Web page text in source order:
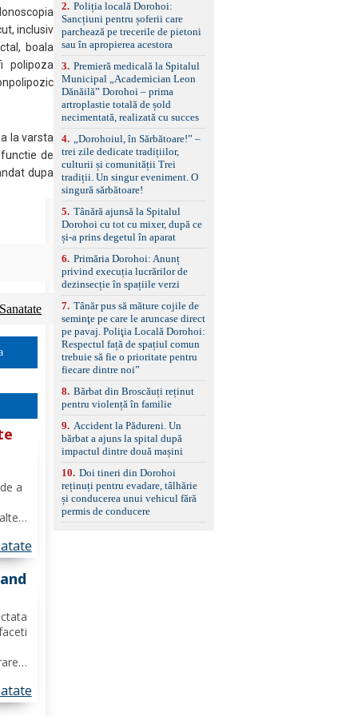
inclusiv
boala
polipoza
la varsta
de
dupa
Sanatate
a
tip
reglaj lombar electric
pentru șofer și pasager
Volan multifuncțional
îmbrăcat în piele, cu
treptelor Adaptive cruise
control, asistent
schimbare bandă și
menținere bandă Faruri
bi-xenon adaptive cu
funcție Cornering,
asistent fază lungă
automată , lumini de zi
LED, proiectoare ceață
LED, spălătoare faruri
față/spate, cameră
marșarier Keyless entry
& start, geamuri electrice
electrice, încălzite și
rabatabile Sistem hands-
free, Bluetooth, USB
Sistem start/stop, frână
de parcare electrică,
anvelope vară runflat
Control presiune pneuri,
filtru de particule,
standard Euro 6 Trapă
spate fumurii Carlig de
remorcare Bonus: -
pe mașină. -Ofer și un
set de covorașe din
cauciuc/pvc. -Se vinde
împreună cu un set de
anvelope de iarnă.
2. Poliția locală Dorohoi:
Sancțiuni pentru șoferii care
parchează pe trecerile de pietoni
sau în apropierea acestora
3. Premieră medicală la Spitalul
Municipal „Academician Leon
Dănăilă” Dorohoi – prima
artroplastie totală de șold
necimentată, realizată cu succes
4.
„Dorohoiul, în Sărbătoare!” –
trei zile dedicate tradițiilor,
culturii și comunității Trei
tradiții. Un singur eveniment. O
singură sărbătoare!
5. Tânără ajunsă la Spitalul
Dorohoi cu tot cu mixer, după ce
și-a prins degetul în aparat
6. Primăria Dorohoi: Anunț
privind execuția lucrărilor de
dezinsecție în spațiile verzi
7. Tânăr pus să măture cojile de
seminţe pe care le aruncase direct
pe pavaj. Poliţia Locală Dorohoi:
Respectul față de spațiul comun
trebuie să fie o prioritate pentru
fiecare dintre noi”
8. Bărbat din Broscăuți reținut
pentru violență în familie
9. Accident la Pădureni. Un
bărbat a ajuns la spital după
impactul dintre două mașini
10. Doi tineri din Dorohoi
reținuți pentru evadare, tâlhărie
și conducerea unui vehicul fără
permis de conducere